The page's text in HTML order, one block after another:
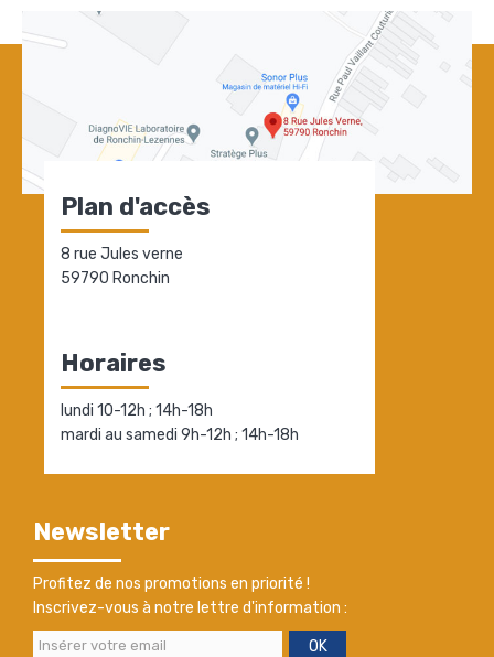
Plan d'accès
8 rue Jules verne
59790 Ronchin
Horaires
lundi 10-12h ; 14h-18h
mardi au samedi 9h-12h ; 14h-18h
Newsletter
Profitez de nos promotions en priorité !
Inscrivez-vous à notre lettre d'information :
OK